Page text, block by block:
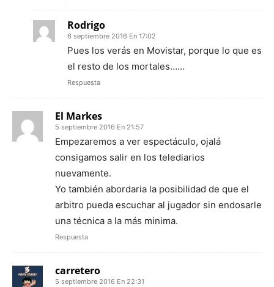
Rodrigo
6 septiembre 2016 En 17:02
Pues los verás en Movistar, porque lo que es
el resto de los mortales……
Respuesta
El Markes
5 septiembre 2016 En 21:57
Empezaremos a ver espectáculo, ojalá
consigamos salir en los telediarios
nuevamente.
Yo también abordaria la posibilidad de que el
arbitro pueda escuchar al jugador sin endosarle
una técnica a la más minima.
Respuesta
carretero
5 septiembre 2016 En 22:31